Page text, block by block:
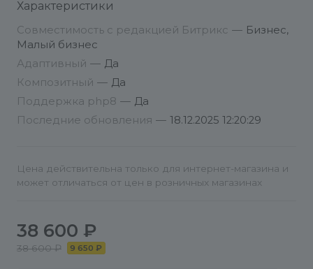
Перед обращением в службу поддержки EPIR,
пожалуйста, ознакомьтесь с документацией по
Решению на сайте Техподдержки.
оформите обращение в поддержку на странице
https://support.epir.biz/
авторизоваться на сайте поддержки.
Характеристики
Совместимость с редакцией Битрикс — Бизнес,
Малый бизнес
Адаптивный — Да
Композитный — Да
Поддержка php8 — Да
Последние обновления — 18.12.2025 12:20:29
Цена действительна только для интернет-магазина и
может отличаться от цен в розничных магазинах
38 600 ₽
38 600 ₽ 9 650 ₽